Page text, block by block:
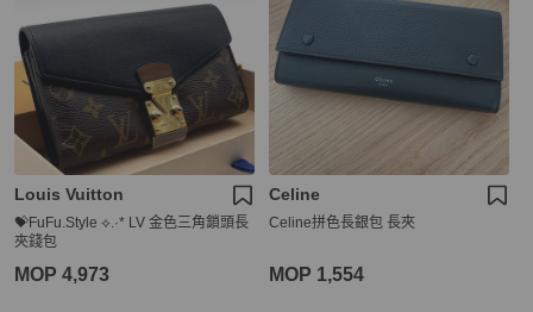
Louis Vuitton
💝FuFu.Style ⟡.·* LV 金色三角鎖頭長
夾錢包
MOP 4,973
Celine
Celine拼色長銀包 長夾
MOP 1,554